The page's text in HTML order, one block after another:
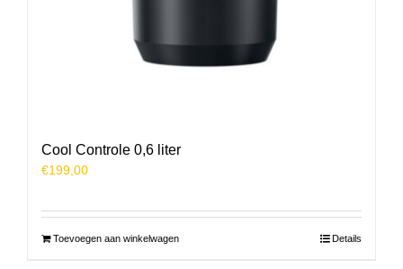
Cool Controle 0,6 liter
€199,00
Toevoegen aan winkelwagen Details